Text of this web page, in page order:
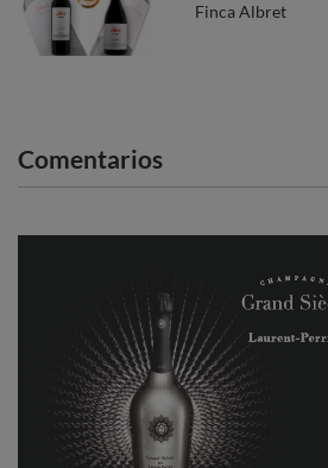
Finca Albret
Comentarios